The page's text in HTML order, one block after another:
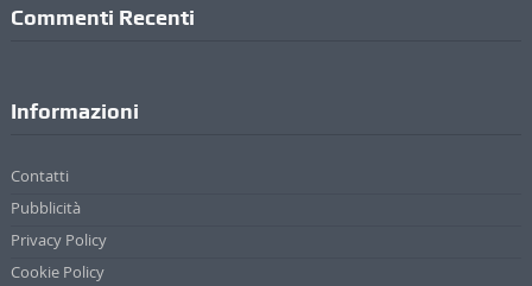
Commenti Recenti
Informazioni
Contatti
Pubblicità
Privacy Policy
Cookie Policy